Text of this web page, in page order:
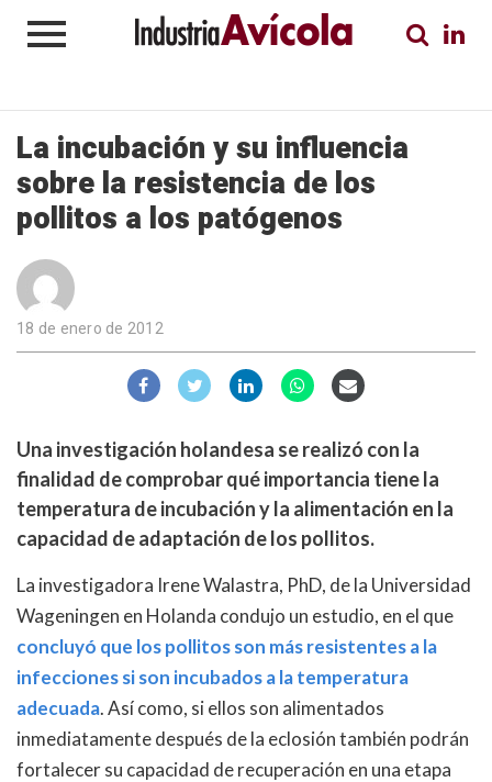
La incubación y su influencia
sobre la resistencia de los
pollitos a los patógenos
18 de enero de 2012
Una investigación holandesa se realizó con la
finalidad de comprobar qué importancia tiene la
temperatura de incubación y la alimentación en la
capacidad de adaptación de los pollitos.
La investigadora Irene Walastra, PhD, de la Universidad
Wageningen en Holanda condujo un estudio, en el que
concluyó que los pollitos son más resistentes a la
infecciones si son incubados a la temperatura
adecuada. Así como, si ellos son alimentados
inmediatamente después de la eclosión también podrán
fortalecer su capacidad de recuperación en una etapa